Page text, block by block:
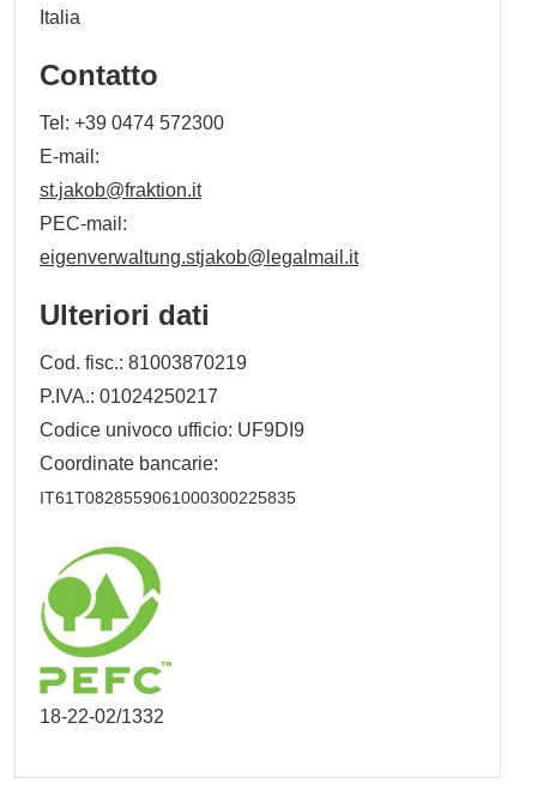
Italia
Contatto
Tel: +39 0474 572300
E-mail:
st.jakob@fraktion.it
PEC-mail:
eigenverwaltung.stjakob@legalmail.it
Ulteriori dati
Cod. fisc.: 81003870219
P.IVA.: 01024250217
Codice univoco ufficio: UF9DI9
Coordinate bancarie:
IT61T0828559061000300225835
18-22-02/1332